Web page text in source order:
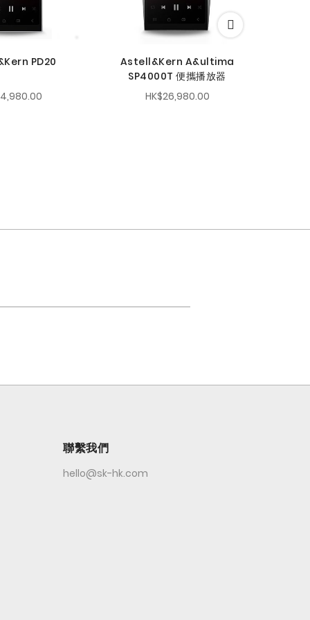
PD20
Astell&Kern A&ultima
SP4000T 便攜播放器
HK$26,980.00
聯繫我們
hello@sk-hk.com